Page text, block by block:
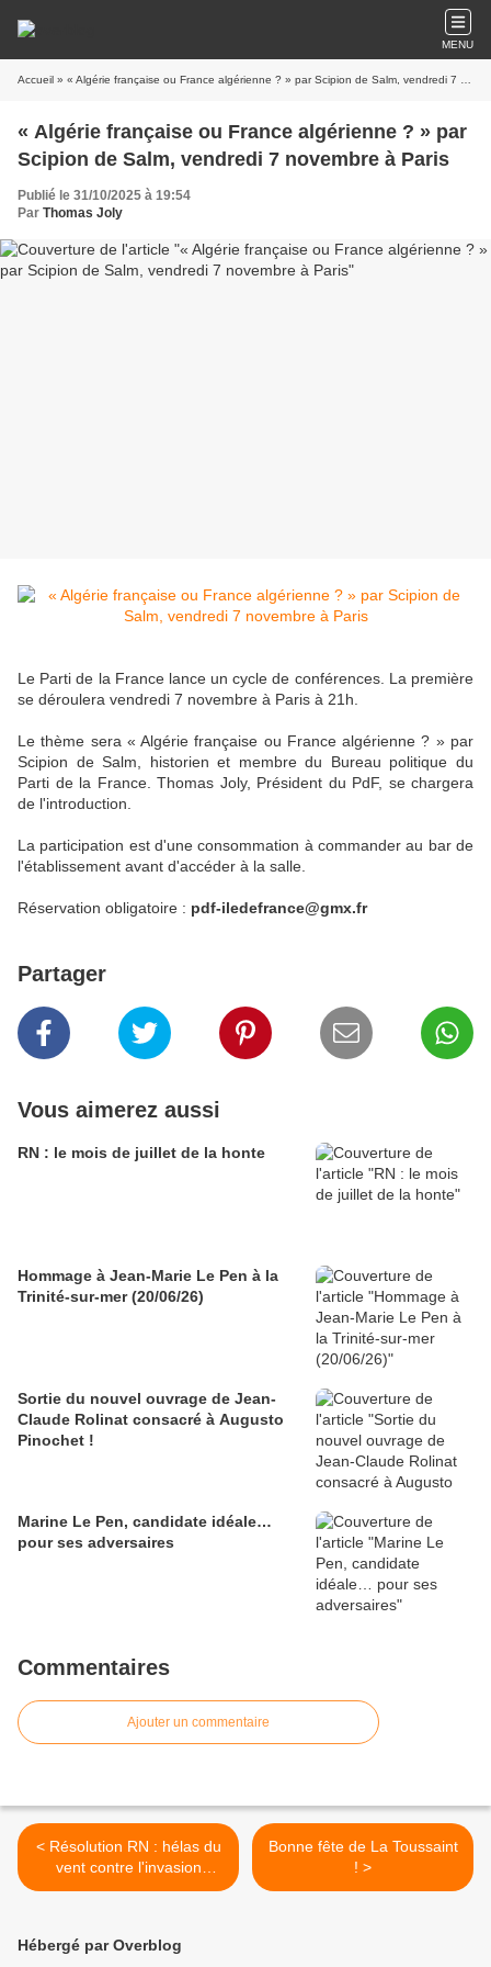
MENU
Accueil » « Algérie française ou France algérienne ? » par Scipion de Salm, vendredi 7 novembre à Paris
« Algérie française ou France algérienne ? » par
Scipion de Salm, vendredi 7 novembre à Paris
Publié le 31/10/2025 à 19:54
Par Thomas Joly
Le Parti de la France lance un cycle de conférences. La première
se déroulera vendredi 7 novembre à Paris à 21h.
Le thème sera « Algérie française ou France algérienne ? » par
Scipion de Salm, historien et membre du Bureau politique du
Parti de la France. Thomas Joly, Président du PdF, se chargera
de l'introduction.
La participation est d'une consommation à commander au bar de
l'établissement avant d'accéder à la salle.
Réservation obligatoire : pdf-iledefrance@gmx.fr
Partager
Vous aimerez aussi
RN : le mois de juillet de la honte
Hommage à Jean-Marie Le Pen à la
Trinité-sur-mer (20/06/26)
Sortie du nouvel ouvrage de Jean-
Claude Rolinat consacré à Augusto
Pinochet !
Marine Le Pen, candidate idéale…
pour ses adversaires
Commentaires
Ajouter un commentaire
< Résolution RN : hélas du
vent contre l'invasion
algérienne
Bonne fête de La Toussaint
! >
Hébergé par Overblog